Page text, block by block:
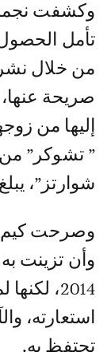
وكشفت نجمة الواقع عن هدية الولادة التي
تأمل الحصول
من خلال
صريحة عنها،
إليها من
” تشوكر”
شوارتز”،
وصرحت كيم
وأن تزينت
2014،
استعارته،
تحتفظ به.